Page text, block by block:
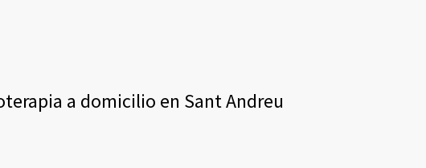
a domicilio en Sant Andreu